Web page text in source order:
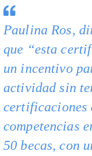
Paulina Ros,
que “esta
un incentivo
actividad sin
certificaciones
competencias
50 becas, con